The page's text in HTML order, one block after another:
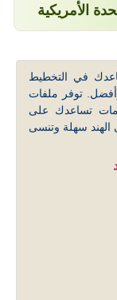
الأمريكية
في التخطيط
توفر ملفات
تساعدك على